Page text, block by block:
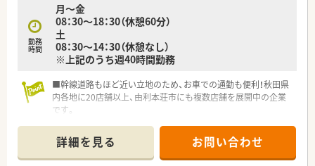
勤務
時間
月～金
08：30～18：30（休憩60分）
土
08：30～14：30（休憩なし）
※上記のうち週40時間勤務
■幹線道路もほど近い立地のため、お車での通勤も便利！秋田県
内各地に20店舗以上、由利本荘市にも複数店舗を展開中の企業
です。
す。
■地域に根ざした展開で地域の方とより深く、より密接なコミュ
ニケーケションで信用を築くことを目指しています。
詳細を見る お問い合わせ